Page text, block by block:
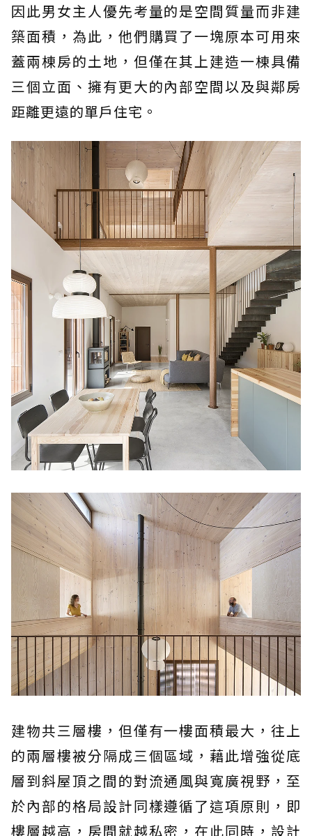
因此男女主人優先考量的是空間質量而非建
築面積，為此，他們購買了一塊原本可用來
蓋兩棟房的土地，但僅在其上建造一棟具備
三個立面、擁有更大的內部空間以及與鄰房
距離更遠的單戶住宅。
建物共三層樓，但僅有一樓面積最大，往上
的兩層樓被分隔成三個區域，藉此增強從底
層到斜屋頂之間的對流通風與寬廣視野，至
於內部的格局設計同樣遵循了這項原則，即
樓層越高，房間就越私密，在此同時，設計